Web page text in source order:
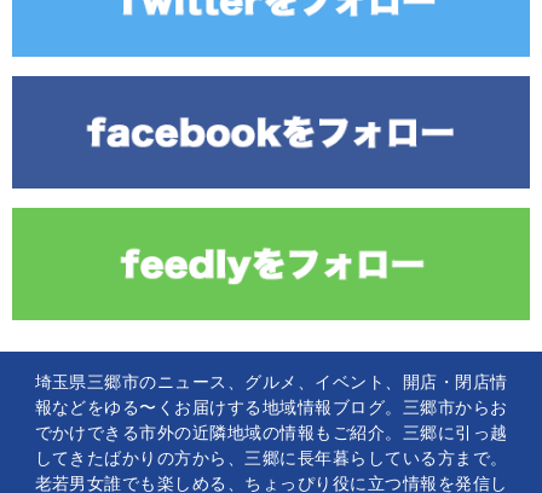
埼玉県三郷市のニュース、グルメ、イベント、開店・閉店情
報などをゆる〜くお届けする地域情報ブログ。三郷市からお
でかけできる市外の近隣地域の情報もご紹介。三郷に引っ越
してきたばかりの方から、三郷に長年暮らしている方まで。
老若男女誰でも楽しめる、ちょっぴり役に立つ情報を発信し